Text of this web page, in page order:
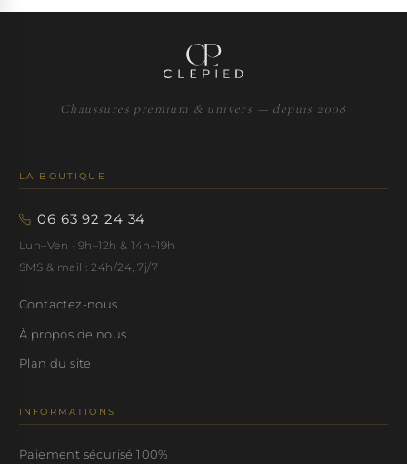
Chaussures premium & univers — depuis 2008
LA BOUTIQUE
06 63 92 24 34
Lun–Ven · 9h–12h & 14h–19h
SMS & mail : 24h/24, 7j/7
Contactez-nous
À propos de nous
Plan du site
INFORMATIONS
Paiement sécurisé 100%